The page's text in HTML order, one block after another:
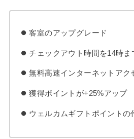
客室のアップグレード
チェックアウト時間を14時ま
無料高速インターネットアク
獲得ポイントが+25%アップ
ウェルカムギフトポイントの